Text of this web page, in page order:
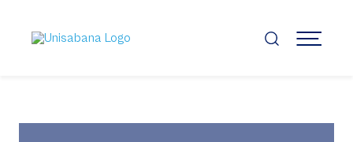
contenido
principal
MENÚ